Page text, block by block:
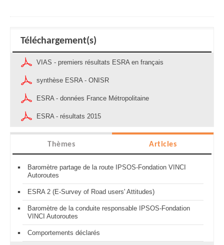
Téléchargement(s)
VIAS - premiers résultats ESRA en français
synthèse ESRA - ONISR
ESRA - données France Métropolitaine
ESRA - résultats 2015
Thèmes Articles
Baromètre partage de la route IPSOS-Fondation VINCI
Autoroutes
ESRA 2 (E-Survey of Road users' Attitudes)
Baromètre de la conduite responsable IPSOS-Fondation
VINCI Autoroutes
Comportements déclarés